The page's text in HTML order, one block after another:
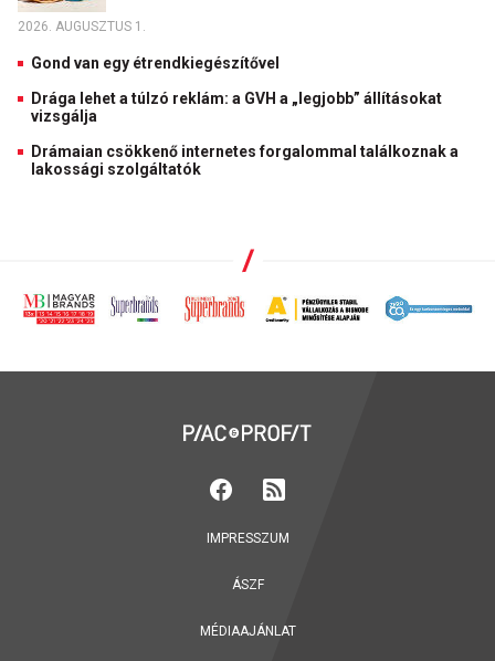
2026. AUGUSZTUS 1.
Gond van egy étrendkiegészítővel
Drága lehet a túlzó reklám: a GVH a „legjobb” állításokat
vizsgálja
Drámaian csökkenő internetes forgalommal találkoznak a
lakossági szolgáltatók
IMPRESSZUM
ÁSZF
MÉDIAAJÁNLAT